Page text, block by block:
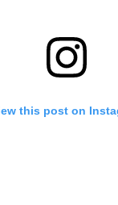
this post on